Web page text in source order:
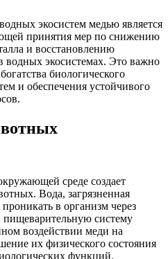
экосистем медью является
принятия мер по снижению
и восстановлению
водных экосистемах. Это важно
биологического
и обеспечения устойчивого
среде создает
Вода, загрязненная
в организм через
систему
воздействии меди на
их физического состояния
функций.